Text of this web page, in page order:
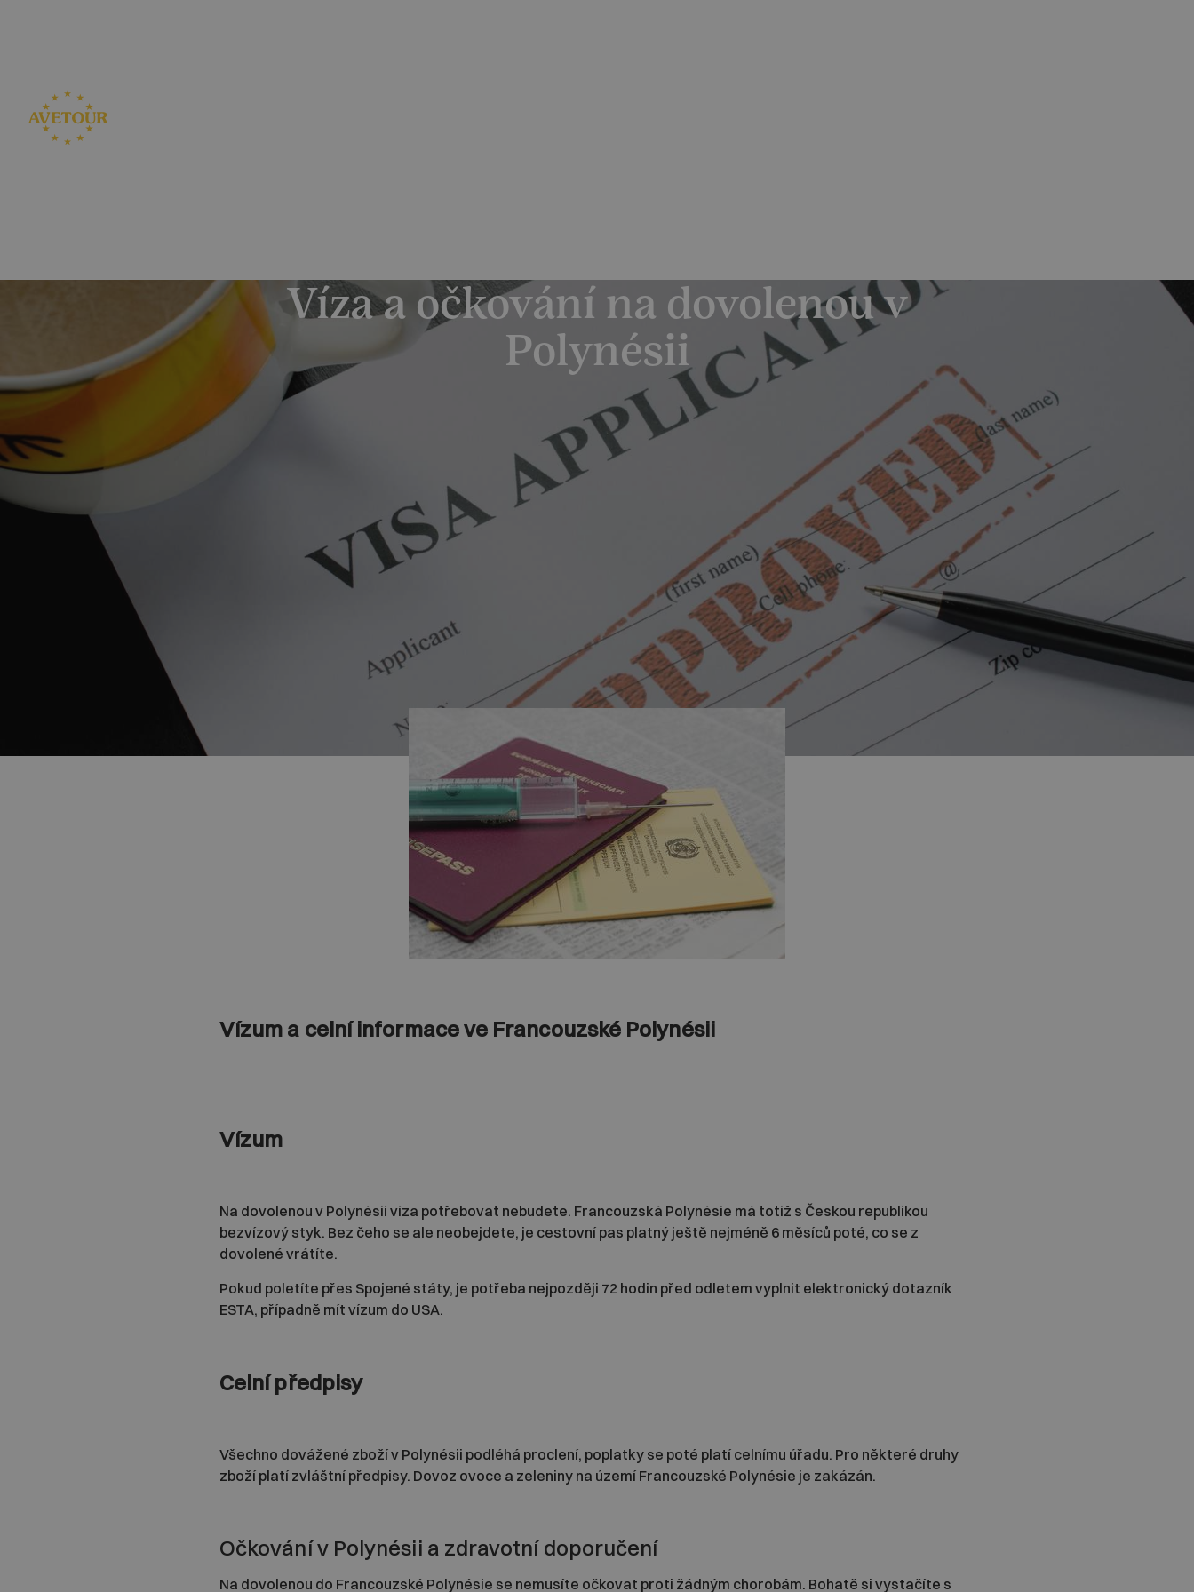
Víza a očkování na dovolenou v
Polynésii
Chystáte se na dovolenou do Francouzské Polynésie? Jsou do Polynésie potřeba víza nebo nějaká zvláštní
Vízum a celní informace ve Francouzské Polynésii
Vízum
Na dovolenou v Polynésii víza potřebovat nebudete. Francouzská Polynésie má totiž s Českou republikou
bezvízový styk. Bez čeho se ale neobejdete, je cestovní pas platný ještě nejméně 6 měsíců poté, co se z
dovolené vrátíte.
Pokud poletíte přes Spojené státy, je potřeba nejpozději 72 hodin před odletem vyplnit elektronický dotazník
ESTA, případně mít vízum do USA.
Celní předpisy
Všechno dovážené zboží v Polynésii podléhá proclení, poplatky se poté platí celnímu úřadu. Pro některé druhy
zboží platí zvláštní předpisy. Dovoz ovoce a zeleniny na území Francouzské Polynésie je zakázán.
Očkování v Polynésii a zdravotní doporučení
Na dovolenou do Francouzské Polynésie se nemusíte očkovat proti žádným chorobám. Bohatě si vystačíte s